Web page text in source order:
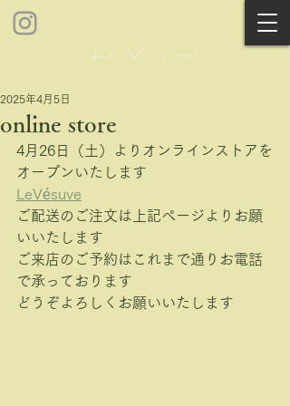
online store
2025年4月5日
4月26日（土）よりオンラインストアを
オープンいたします
LeVésuve
ご配送のご注文は上記ページよりお願
いいたします
ご来店のご予約はこれまで通りお電話
で承っております
どうぞよろしくお願いいたします